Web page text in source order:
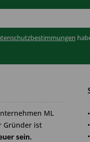
ML
Gründer ist
sein.